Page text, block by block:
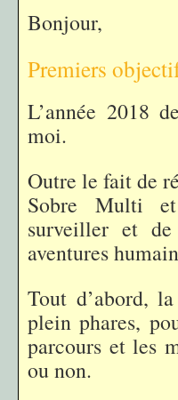
Bonjour,
Premiers
L’année 2018
moi.
Outre le fait de
Sobre Multi
surveiller et
aventures
Tout d’abord, la
plein phares,
parcours et les
ou non.